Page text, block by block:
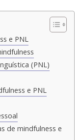
e PNL
(PNL)
e PNL
de mindfulness e